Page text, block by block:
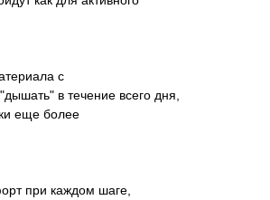
с
в течение всего дня,
еще более
при каждом шаге,